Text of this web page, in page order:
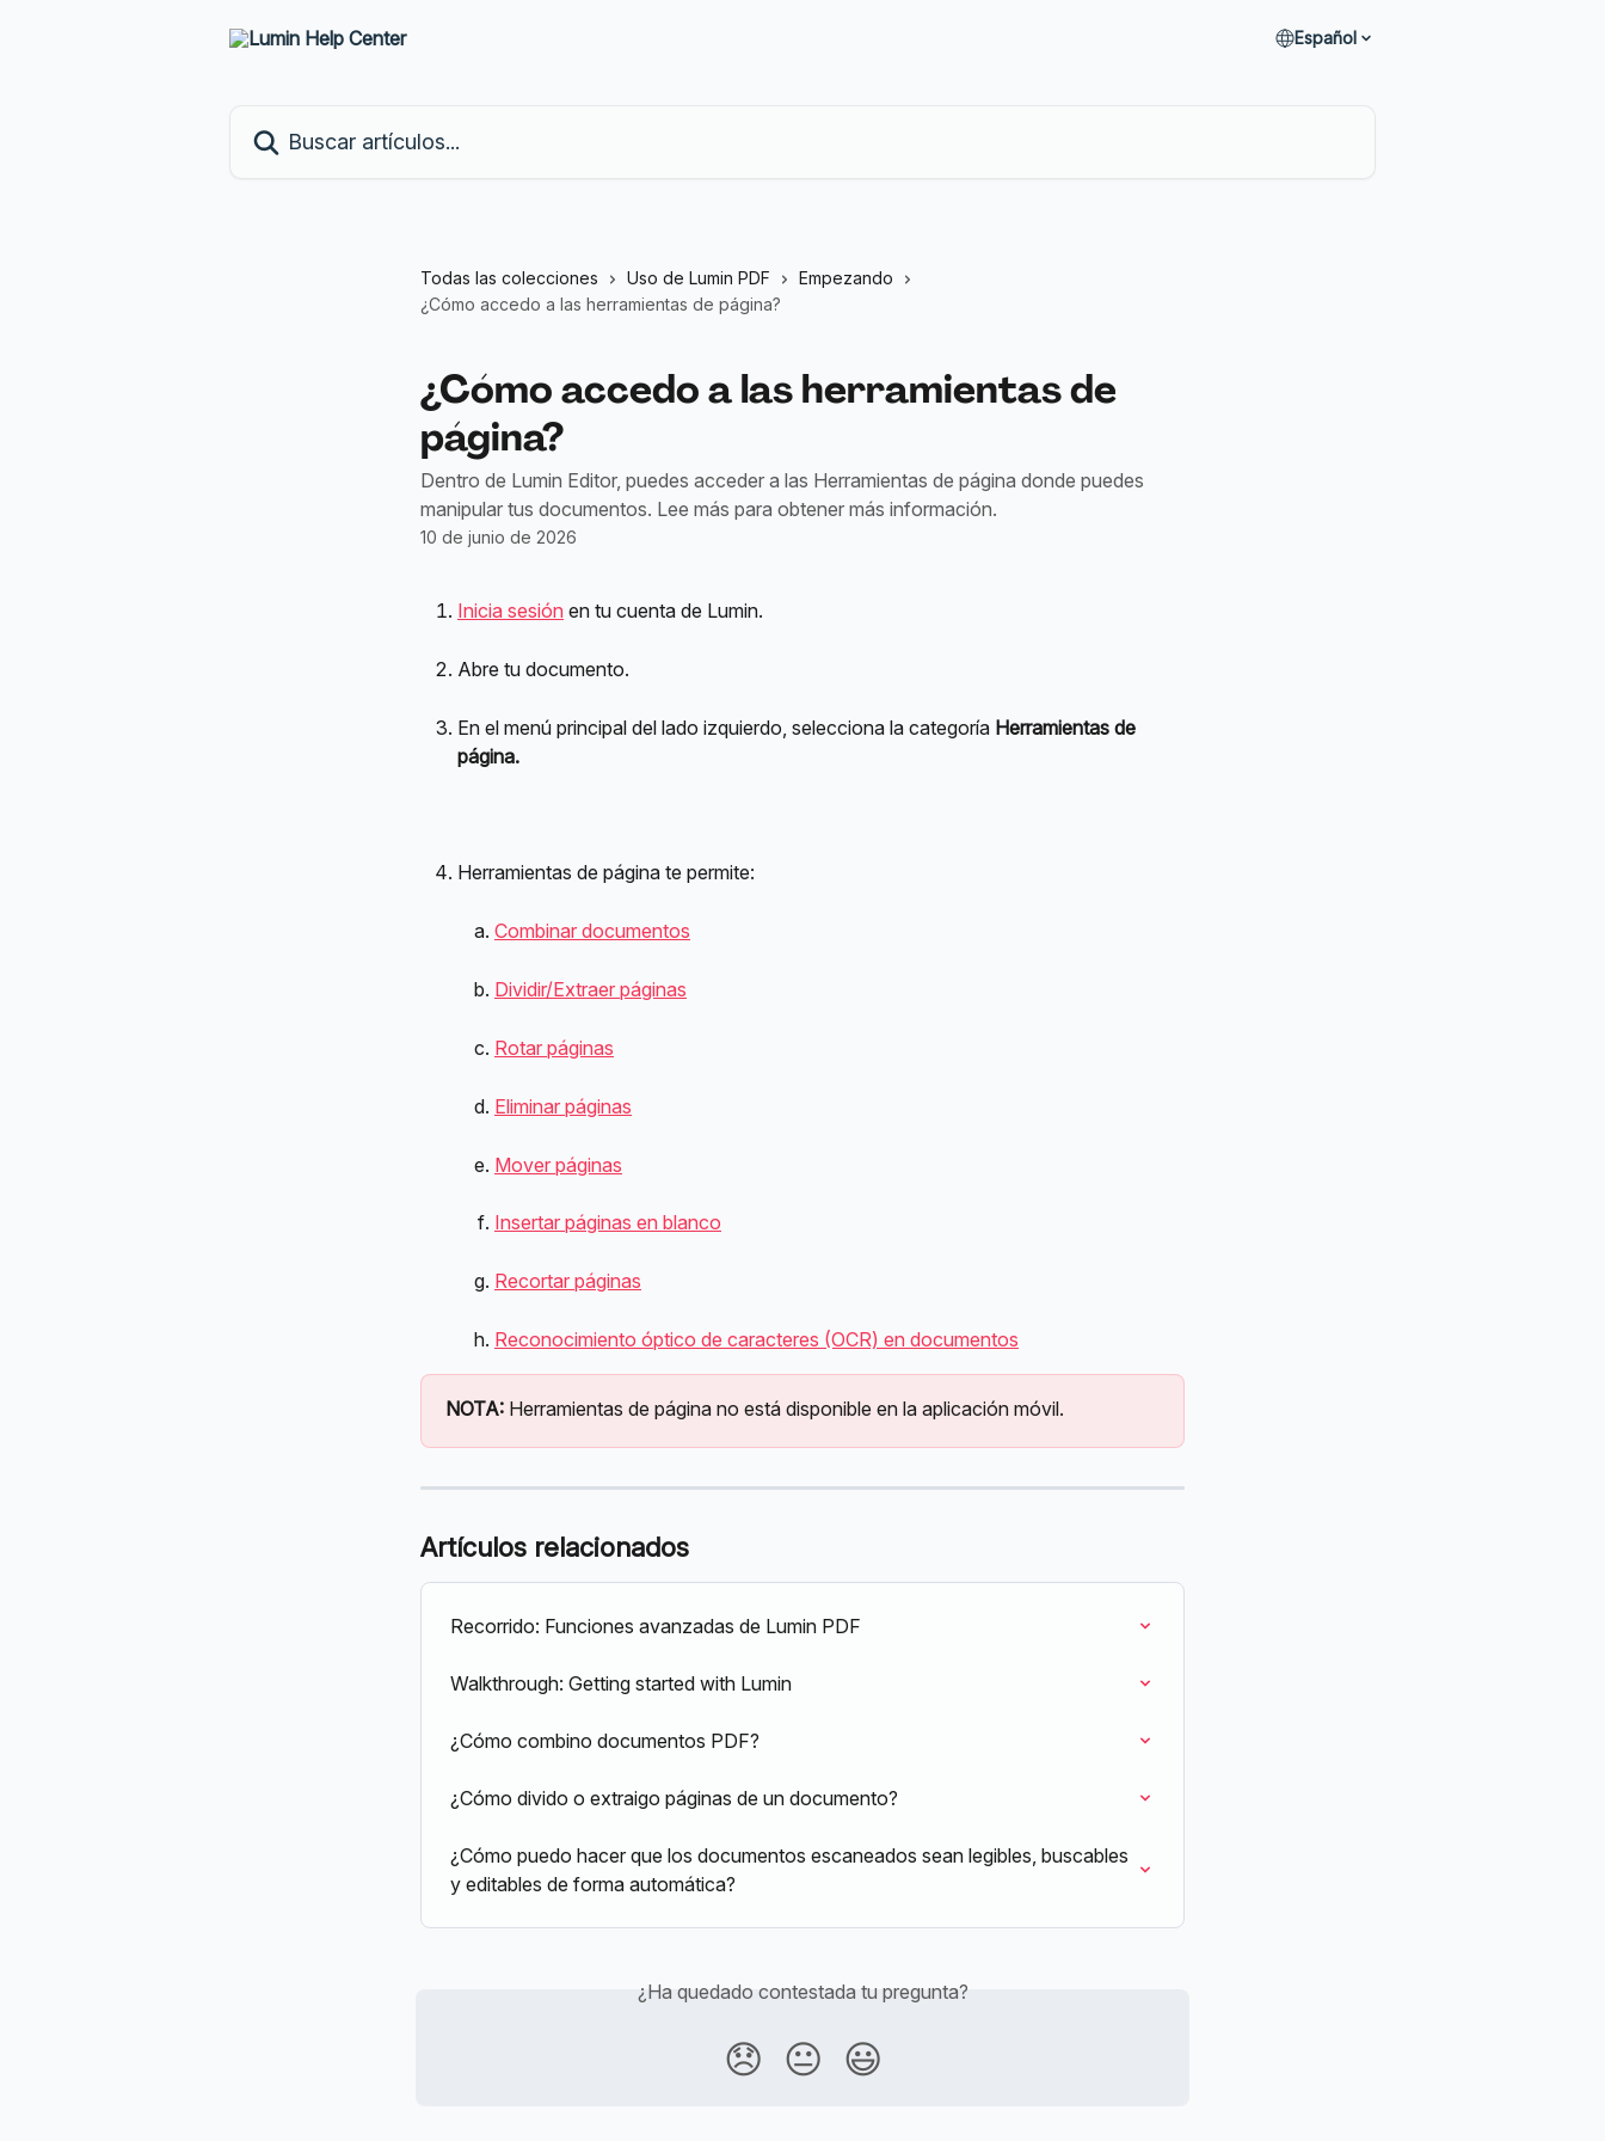
Español
Todas las colecciones Uso de Lumin PDF
Empezando
¿Cómo accedo a las herramientas de página?
¿Cómo accedo a las herramientas de
página?
Dentro de Lumin Editor, puedes acceder a las Herramientas de página donde puedes
manipular tus documentos. Lee más para obtener más información.
10 de junio de 2026
Inicia sesión en tu cuenta de Lumin.
Abre tu documento.
En el menú principal del lado izquierdo, selecciona la categoría Herramientas de
página.
Herramientas de página te permite:
Combinar documentos
Dividir/Extraer páginas
Rotar páginas
Eliminar páginas
Mover páginas
Insertar páginas en blanco
Recortar páginas
Reconocimiento óptico de caracteres (OCR) en documentos
NOTA: Herramientas de página no está disponible en la aplicación móvil.
Artículos relacionados
Recorrido: Funciones avanzadas de Lumin PDF
Walkthrough: Getting started with Lumin
¿Cómo combino documentos PDF?
¿Cómo divido o extraigo páginas de un documento?
¿Cómo puedo hacer que los documentos escaneados sean legibles, buscables
y editables de forma automática?
¿Ha quedado contestada tu pregunta?
😞 😐 😃